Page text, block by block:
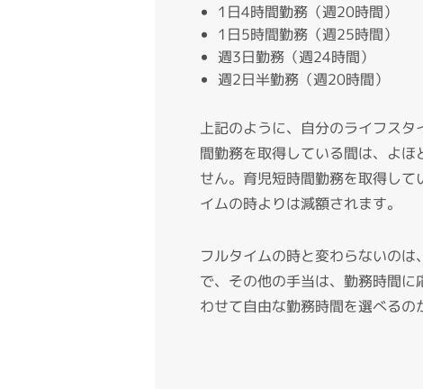
1日4時間勤務（週20時間）
1日5時間勤務（週25時間）
週3日勤務（週24時間）
週2日半勤務（週20時間）
上記のように、自分のライフス
間勤務を取得している間は、よ
せん。育児短時間勤務を取得し
イムの時よりは減額されます。
フルタイムの時と変わらないのは
で、その他の手当は、勤務時間
わせて自由な勤務時間を選べるの